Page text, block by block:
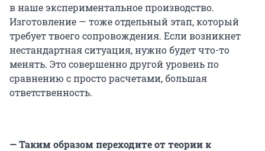
в наше экспериментальное производство.
Изготовление — тоже отдельный этап, который
требует твоего сопровождения. Если возникнет
нестандартная ситуация, нужно будет что-то
менять. Это совершенно другой уровень по
сравнению с просто расчетами, большая
ответственность.
— Таким образом переходите от теории к